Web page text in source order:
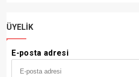
ÜYELIK
E-posta adresi